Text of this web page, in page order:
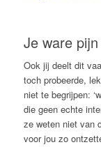
Je ware
Ook jij deelt dit
toch probeerde,
niet te begrijpen:
die geen echte
ze weten niet van
voor jou zo